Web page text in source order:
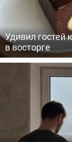
Удивил гостей
в восторге